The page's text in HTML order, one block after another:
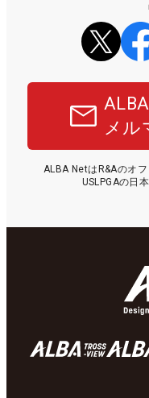
メル
ALBA NetはR&Aのオ
USLPGAの日